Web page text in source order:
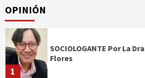
OPINIÓN
1
SOCIOLOGANTE Por La
Flores